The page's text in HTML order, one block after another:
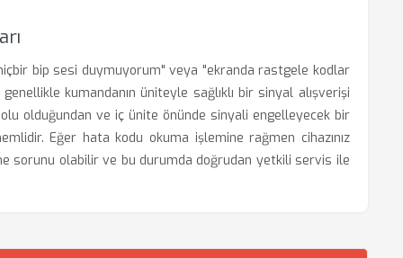
bip sesi duymuyorum" veya "ekranda rastgele kodlar
kumandanın üniteyle sağlıklı bir sinyal alışverişi
olduğundan ve iç ünite önünde sinyali engelleyecek bir
Eğer hata kodu okuma işlemine rağmen cihazınız
sorunu olabilir ve bu durumda doğrudan yetkili servis ile